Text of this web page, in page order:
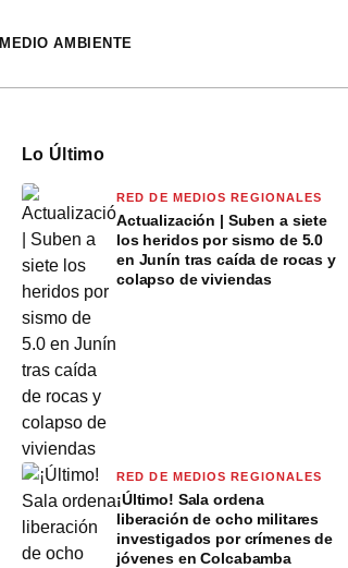
MEDIO AMBIENTE
Lo Último
RED DE MEDIOS REGIONALES
Actualización | Suben a siete
los heridos por sismo de 5.0
en Junín tras caída de rocas y
colapso de viviendas
RED DE MEDIOS REGIONALES
¡Último! Sala ordena
liberación de ocho militares
investigados por crímenes de
jóvenes en Colcabamba